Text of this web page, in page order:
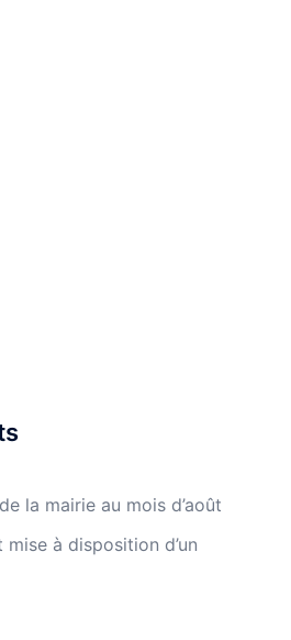
la mairie au mois d’août
à disposition d’un